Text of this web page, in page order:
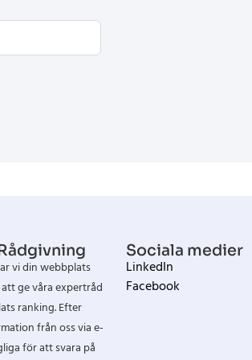
vi din webbplats
ge våra expertråd
ranking. Efter
från oss via e-
för att svara på
Sociala medier
LinkedIn
Facebook